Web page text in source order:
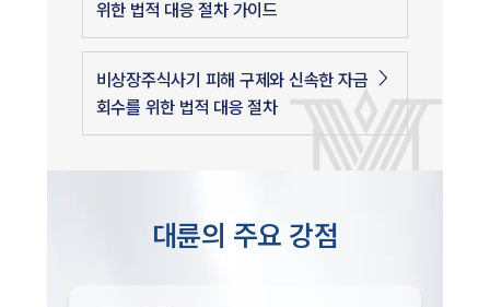
위한 법적 대응 절차 가이드
비상장주식사기 피해 구제와 신속한 자금
회수를 위한 법적 대응 절차
대륜의 주요 강점